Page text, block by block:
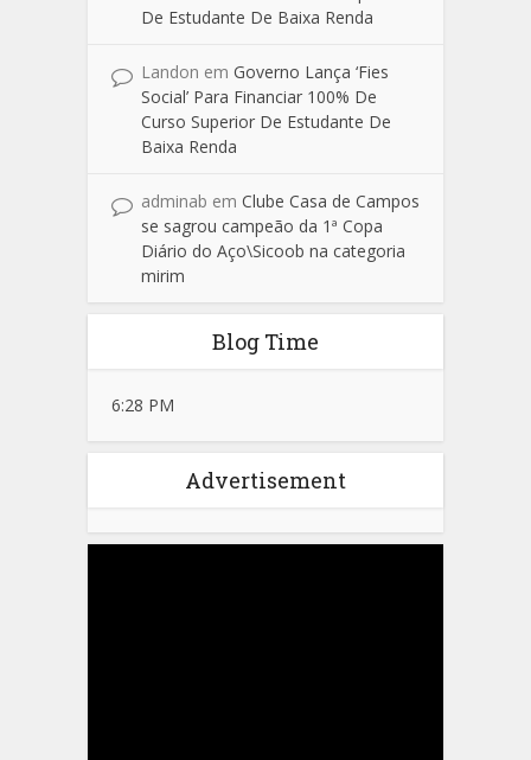
De Estudante De Baixa Renda
Landon em Governo Lança ‘Fies
Social’ Para Financiar 100% De
Curso Superior De Estudante De
Baixa Renda
adminab em Clube Casa de Campos
se sagrou campeão da 1ª Copa
Diário do Aço\Sicoob na categoria
mirim
Blog Time
6:28 PM
Advertisement